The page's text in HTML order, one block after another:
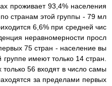
проживает 93,4% населения
странам этой группы - 79 мл
6,6% при средней чис
неравномерности просл
75 стран - население вы
имеют только 14 стран.
56 входят в число самы
за пределами первых